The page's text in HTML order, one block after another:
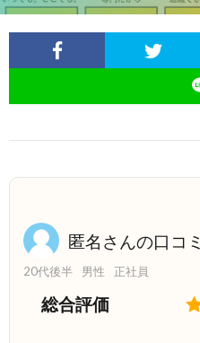
匿名さんの口コミ
20代後半 男性 正社員
総合評価